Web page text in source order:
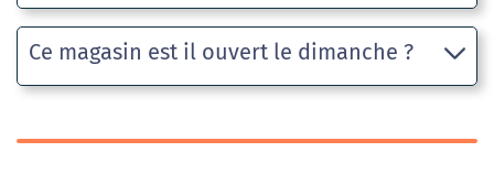
Ce magasin est il ouvert le dimanche ?